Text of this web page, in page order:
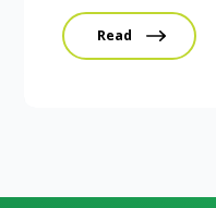
Read